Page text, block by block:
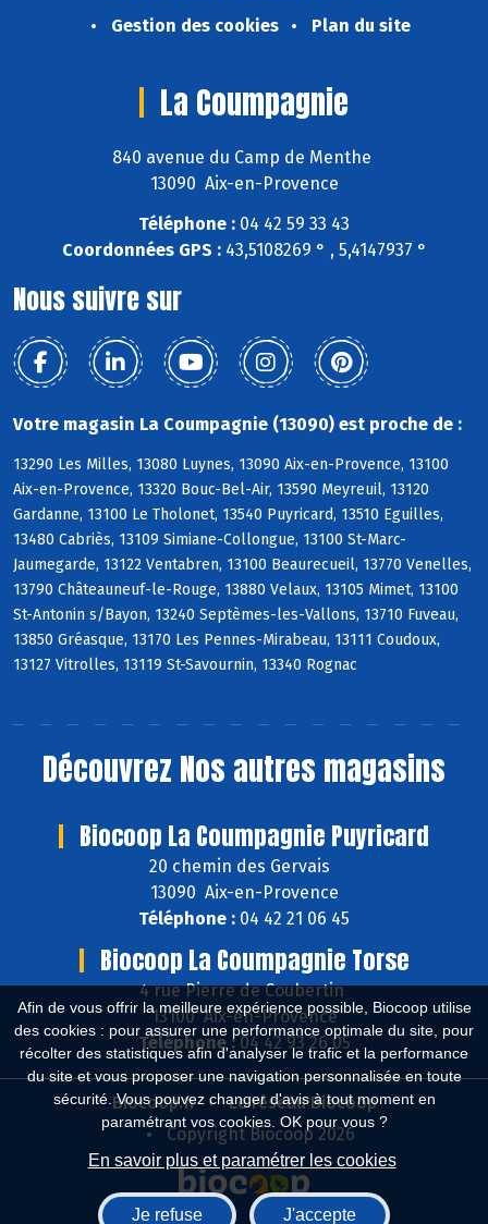
Afin de vous offrir la meilleure expérience possible, Biocoop utilise
des cookies : pour assurer une performance optimale du site, pour
récolter des statistiques afin d'analyser le trafic et la performance
du site et vous proposer une navigation personnalisée en toute
sécurité. Vous pouvez changer d'avis à tout moment en
paramétrant vos cookies. OK pour vous ?
En savoir plus et paramétrer les cookies
Je refuse J'accepte
Gestion des cookies
Plan du site
La Coumpagnie
840 avenue du Camp de Menthe
13090 Aix-en-Provence
Téléphone : 04 42 59 33 43
Coordonnées GPS :43,5108269 ° , 5,4147937 °
Nous suivre sur
Votre magasin La Coumpagnie (13090) est proche de :
13290 Les Milles, 13080 Luynes, 13090 Aix-en-Provence, 13100
Aix-en-Provence, 13320 Bouc-Bel-Air, 13590 Meyreuil, 13120
Gardanne, 13100 Le Tholonet, 13540 Puyricard, 13510 Eguilles,
13480 Cabriès, 13109 Simiane-Collongue, 13100 St-Marc-
Jaumegarde, 13122 Ventabren, 13100 Beaurecueil, 13770 Venelles,
13790 Châteauneuf-le-Rouge, 13880 Velaux, 13105 Mimet, 13100
St-Antonin s/Bayon, 13240 Septèmes-les-Vallons, 13710 Fuveau,
13850 Gréasque, 13170 Les Pennes-Mirabeau, 13111 Coudoux,
13127 Vitrolles, 13119 St-Savournin, 13340 Rognac
Découvrez Nos autres magasins
Biocoop La Coumpagnie Puyricard
20 chemin des Gervais
13090 Aix-en-Provence
Téléphone : 04 42 21 06 45
Biocoop La Coumpagnie Torse
4 rue Pierre de Coubertin
13100 Aix-en-Provence
Téléphone :04 42 93 26 05
Biocoop.fr
Le réseau Biocoop
Copyright Biocoop 2026